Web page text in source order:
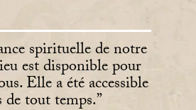
spirituelle de notre
est disponible pour
Elle a été accessible
de tout temps.